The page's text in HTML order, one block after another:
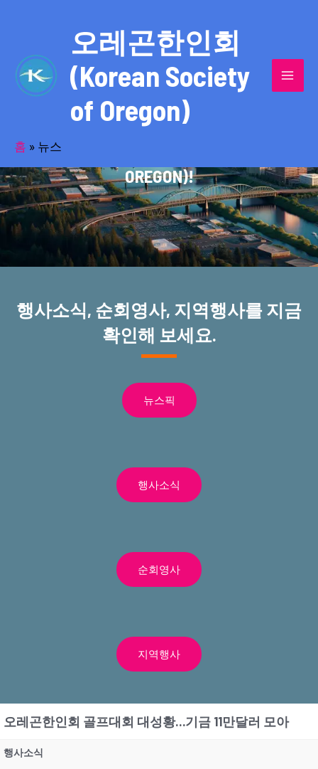
오레곤한인회
(Korean Society
of Oregon)
홈 » 뉴스
반세기의 세월을 품고 동포사회를 섬겨온
오레곤한인회(KOREAN SOCIETY OF
OREGON)!
행사소식, 순회영사, 지역행사를 지금
확인해 보세요.
뉴스픽
행사소식
순회영사
지역행사
오레곤한인회 골프대회 대성황…기금 11만달러 모아
행사소식